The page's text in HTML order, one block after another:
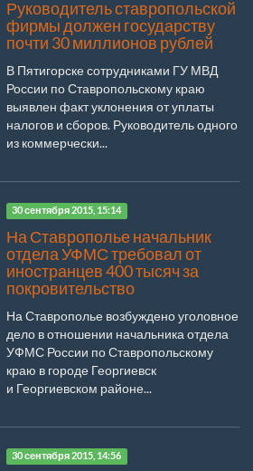
Руководитель ставропольской
фирмы должен государству
почти 30 миллионов рублей
В Пятигорске сотрудниками ГУ МВД
России по Ставропольскому краю
выявлен факт уклонения от уплаты
налогов и сборов. Руководитель одного
из коммерчески...
30 сентября 2015, 15:14
На Ставрополье начальник
отдела УФМС требовал от
иностранцев 400 тысяч за
покровительство
На Ставрополье возбуждено уголовное
дело в отношении начальника отдела
УФМС России по Ставропольскому
краю в городе Георгиевск
и Георгиевском районе...
30 сентября 2015, 14:56